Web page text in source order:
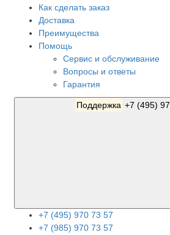
Как сделать заказ
Доставка
Преимущества
Помощь
Сервис и обслуживание
Вопросы и ответы
Гарантия
Поддержка
+7 (495) 970 73 57
+7 (985) 970 73 57